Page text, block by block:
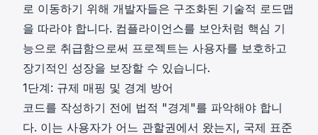
로 이동하기 위해 개발자들은 구조화된 기술적 로드맵
을 따라야 합니다. 컴플라이언스를 보안처럼 핵심 기
능으로 취급함으로써 프로젝트는 사용자를 보호하고
장기적인 성장을 보장할 수 있습니다.
1단계: 규제 매핑 및 경계 방어
코드를 작성하기 전에 법적 "경계"를 파악해야 합니
다. 이는 사용자가 어느 관할권에서 왔는지, 국제 표준